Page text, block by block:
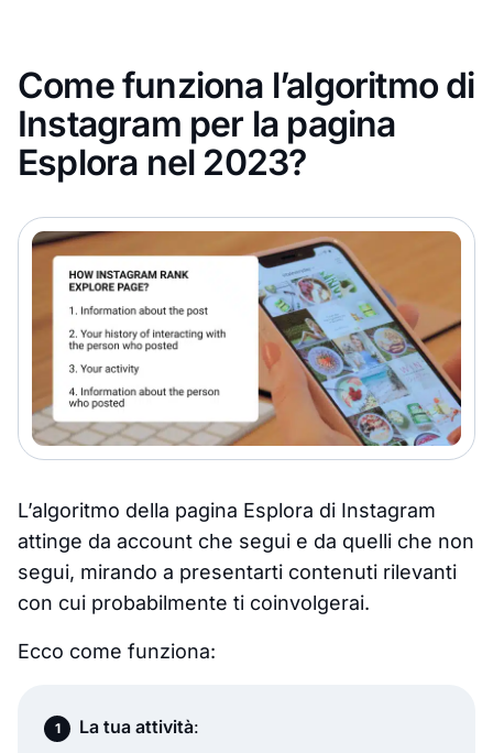
Come funziona l’algoritmo di
Instagram per la pagina
Esplora nel 2023?
L’algoritmo della pagina Esplora di Instagram
attinge da account che segui e da quelli che non
segui, mirando a presentarti contenuti rilevanti
con cui probabilmente ti coinvolgerai.
Ecco come funziona:
La tua attività: